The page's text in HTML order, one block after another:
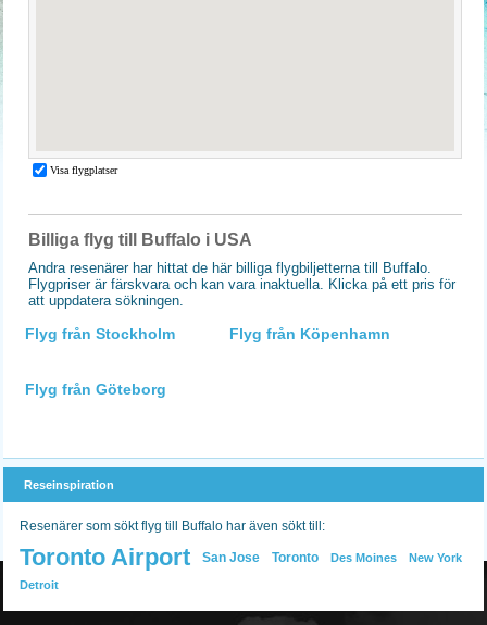
Billiga flyg till Buffalo i USA
Andra resenärer har hittat de här billiga flygbiljetterna till Buffalo.
Flygpriser är färskvara och kan vara inaktuella. Klicka på ett pris för
att uppdatera sökningen.
Flyg från Stockholm Flyg från Köpenhamn
Flyg från Göteborg
Reseinspiration
Resenärer som sökt flyg till Buffalo har även sökt till:
Toronto Airport San Jose Toronto Des Moines New York
Detroit